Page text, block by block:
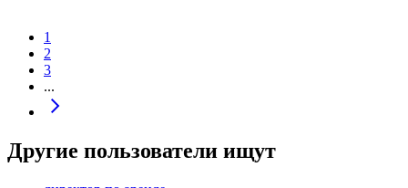
1
2
3
...
Другие пользователи ищут